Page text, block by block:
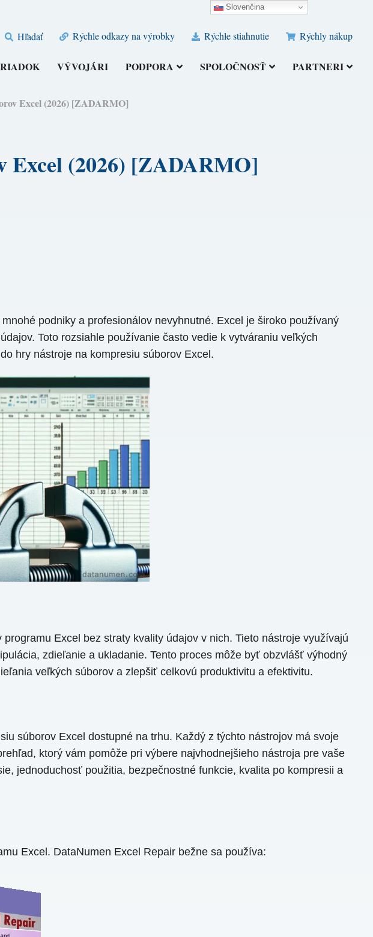
Hľadať Rýchle odkazy na výrobky Rýchle stiahnutie Rýchly nákup
VÝVOJÁRI PODPORA SPOLOČNOSŤ PARTNERI
Excel (2026) [ZADARMO]
Excel (2026) [ZADARMO]
podniky a profesionálov nevyhnutné. Excel je široko používaný
Toto rozsiahle používanie často vedie k vytváraniu veľkých
hry nástroje na kompresiu súborov Excel.
Excel bez straty kvality údajov v nich. Tieto nástroje využívajú
zdieľanie a ukladanie. Tento proces môže byť obzvlášť výhodný
veľkých súborov a zlepšiť celkovú produktivitu a efektivitu.
súborov Excel dostupné na trhu. Každý z týchto nástrojov má svoje
ktorý vám pomôže pri výbere najvhodnejšieho nástroja pre vaše
jednoduchosť použitia, bezpečnostné funkcie, kvalita po kompresii a
Excel. DataNumen Excel Repair bežne sa používa:
Slovenčina